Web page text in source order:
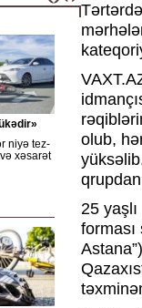
niyə tez-
xəsarət
olub,
25
forması